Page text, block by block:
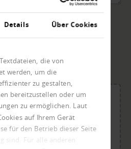
Details Über Cookies
die von
werden, um die
zu gestalten,
bereitzustellen oder um
zu ermöglichen. Laut
auf Ihrem Gerät
für den Betrieb dieser Seite
sind. Für alle anderen
Sie uns die
per Upload.
ablegen oder klicken.
20 MB.